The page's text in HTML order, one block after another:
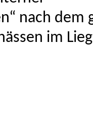
nach dem
im